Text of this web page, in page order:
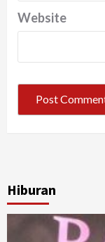
Website
Hiburan